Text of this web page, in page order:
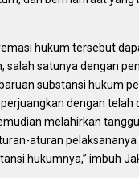
hukum tersebut
salah satunya dengan
substansi hukum
dengan telah
melahirkan
aturan
hukumnya,” imbuh